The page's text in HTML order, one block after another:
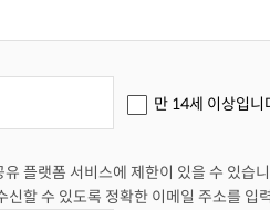
만 14세 이상입니
플랫폼 서비스에 제한이 있을 수 있습
할 수 있도록 정확한 이메일 주소를 입